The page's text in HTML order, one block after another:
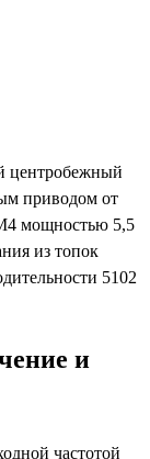
центробежный
приводом от
мощностью 5,5
из топок
5102
и
частотой